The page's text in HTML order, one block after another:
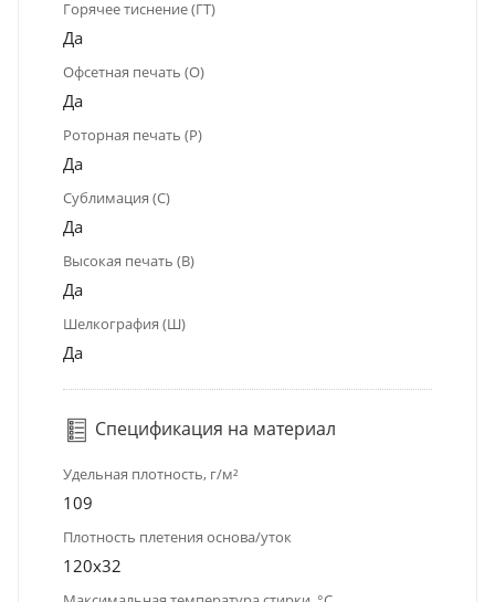
Горячее тиснение (ГТ)
Да
Офсетная печать (О)
Да
Роторная печать (Р)
Да
Сублимация (С)
Да
Высокая печать (В)
Да
Шелкография (Ш)
Да
Спецификация на материал
Удельная плотность, г/м²
109
Плотность плетения основа/уток
120х32